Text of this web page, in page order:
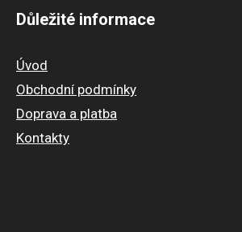
Důležité informace
Úvod
Obchodní podmínky
Doprava a platba
Kontakty